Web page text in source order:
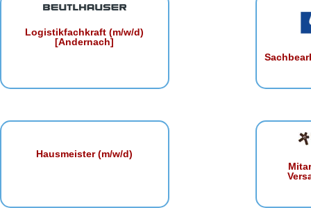
Logistikfachkraft (m/w/d)
[Andernach]
Hausmeister (m/w/d)